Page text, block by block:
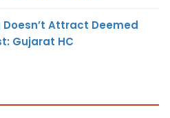
Attract Deemed
Gujarat HC